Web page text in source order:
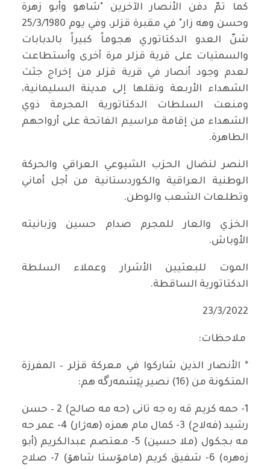
كما تمّ دفن الأنصار الآخرين "شاهو وأبو زهرة
وحسن وهه زار" في مقبرة قزلر، وفي يوم 25/3/1980
شنّ العدو الدكتاتوري هجوماً كبيراً بالدبابات
والسمتيات على قرية قزلر مرة أخرى وأستطاعت
لعدم وجود أنصار في قرية قزلر من إخراج جثث
الشهداء الأربعة ونقلها إلى مدينة السليمانية،
ومنعت السلطات الدكتاتورية المجرمة ذوي
الشهداء من إقامة مراسيم الفاتحة على أرواحهم
الطاهرة.
النصر لنضال الحزب الشيوعي العراقي والحركة
الوطنية العراقية والكوردستانية من أجل أماني
وتطلعات الشعب والوطن.
الخزي والعار للمجرم صدام حسين وزبانيته
الأوباش.
الموت للبعثيين الأشرار وعملاء السلطة
الدكتاتورية الساقطة.
23/3/2022
ملاحظات:
* الأنصار الذين شاركوا في معركة قزلر – المفرزة
المتكونة من (16) نصير پێشمه‌رگه‌ هم:
1- حمه كريم قه ره جه تانى (حه مه صالح) 2 – حسن
رشيد (فه‌لاح) 3- كمال مام همزه (هه‌ژار) 4- عمر حه
مه بجكول (ملا حسین) 5- معتصم عبدالكريم (أبو
زه‌هره) 6- شفيق كريم (مامۆستا شاهۆ) 7- صلاح